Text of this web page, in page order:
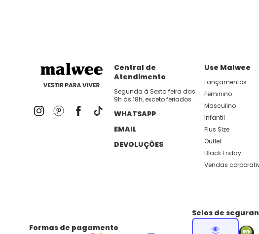
Central de
Atendimento
Segunda à Sexta feira das
9h às 18h, exceto feriados.
WHATSAPP
EMAIL
DEVOLUÇÕES
Use Malwee
Lançamentos
Feminino
Masculino
Infantil
Plus Size
Outlet
Black Friday
Vendas
Formas de pagamento
Selos de